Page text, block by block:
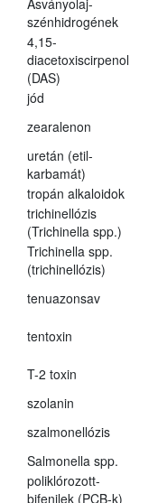
Ásványolaj-
szénhidrogének
4,15-
diacetoxiscirpenol
(DAS)
jód
zearalenon
uretán (etil-
karbamát)
tropán alkaloidok
trichinellózis
(Trichinella spp.)
Trichinella spp.
(trichinellózis)
tenuazonsav
tentoxin
T-2 toxin
szolanin
szalmonellózis
Salmonella spp.
poliklórozott-
bifenilek (PCB-k)